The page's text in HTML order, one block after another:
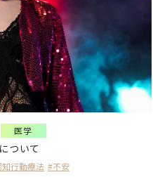
学校
医学
コーチング
医学
ついて
行動療法 #不安